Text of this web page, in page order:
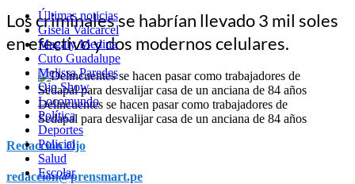
Últimas noticias
Gisela Valcarcel
Magaly Medina
Cuto Guadalupe
Melissa Paredes
Ojo Show
Locomundo
Política
Deportes
Policial
Salud
Escolar
Los criminales se habrían llevado 3 mil soles
en efectivo y dos modernos celulares.
Delincuentes se hacen pasar como trabajadores de
Sedapal para desvalijar casa de un anciana de 84 años
Redacción Ojo
redaccion@prensmart.pe